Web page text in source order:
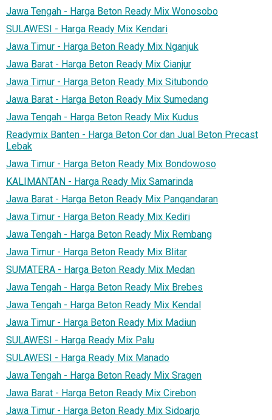
Jawa Tengah - Harga Beton Ready Mix Wonosobo
SULAWESI - Harga Ready Mix Kendari
Jawa Timur - Harga Beton Ready Mix Nganjuk
Jawa Barat - Harga Beton Ready Mix Cianjur
Jawa Timur - Harga Beton Ready Mix Situbondo
Jawa Barat - Harga Beton Ready Mix Sumedang
Jawa Tengah - Harga Beton Ready Mix Kudus
Readymix Banten - Harga Beton Cor dan Jual Beton Precast
Lebak
Jawa Timur - Harga Beton Ready Mix Bondowoso
KALIMANTAN - Harga Ready Mix Samarinda
Jawa Barat - Harga Beton Ready Mix Pangandaran
Jawa Timur - Harga Beton Ready Mix Kediri
Jawa Tengah - Harga Beton Ready Mix Rembang
Jawa Timur - Harga Beton Ready Mix Blitar
SUMATERA - Harga Beton Ready Mix Medan
Jawa Tengah - Harga Beton Ready Mix Brebes
Jawa Tengah - Harga Beton Ready Mix Kendal
Jawa Timur - Harga Beton Ready Mix Madiun
SULAWESI - Harga Ready Mix Palu
SULAWESI - Harga Ready Mix Manado
Jawa Tengah - Harga Beton Ready Mix Sragen
Jawa Barat - Harga Beton Ready Mix Cirebon
Jawa Timur - Harga Beton Ready Mix Sidoarjo